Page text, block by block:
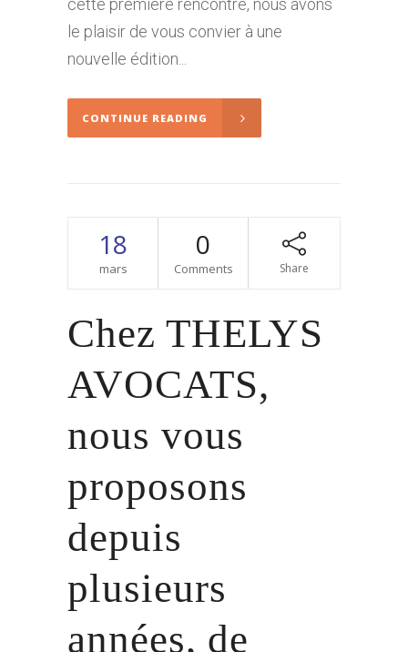
cette première rencontre, nous avons
le plaisir de vous convier à une
nouvelle édition...
CONTINUE READING
18
mars
0
Comments Share
Chez THELYS
AVOCATS,
nous vous
proposons
depuis
plusieurs
années, de